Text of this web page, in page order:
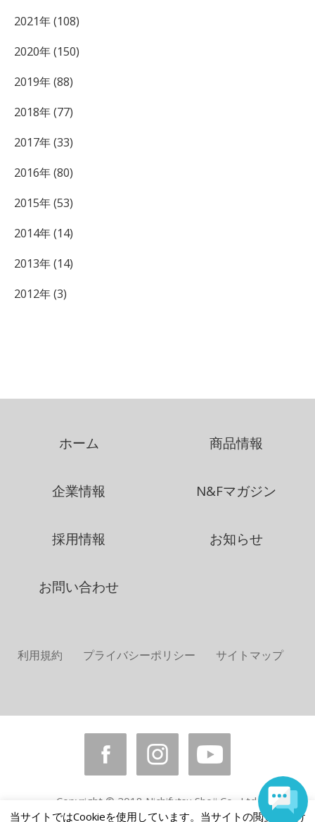
2021年 (108)
2020年 (150)
2019年 (88)
2018年 (77)
2017年 (33)
2016年 (80)
2015年 (53)
2014年 (14)
2013年 (14)
2012年 (3)
ホーム 商品情報
企業情報 N&Fマガジン
採用情報 お知らせ
お問い合わせ
利用規約 プライバシーポリシー サイトマップ
Copyright © 2018 Nichifutsu Shoji Co., Ltd.
All rights reserved.
当サイトではCookieを使用しています。当サイトの閲覧を続け